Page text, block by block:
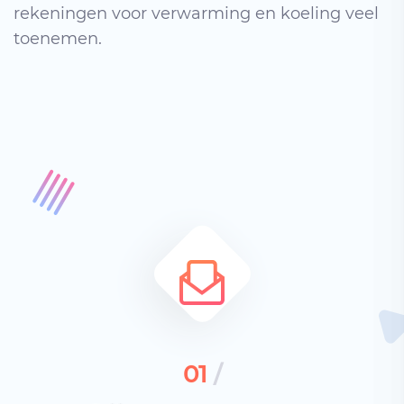
rekeningen voor verwarming en koeling veel
toenemen.
01 /